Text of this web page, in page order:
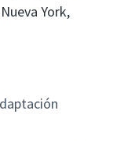
York,